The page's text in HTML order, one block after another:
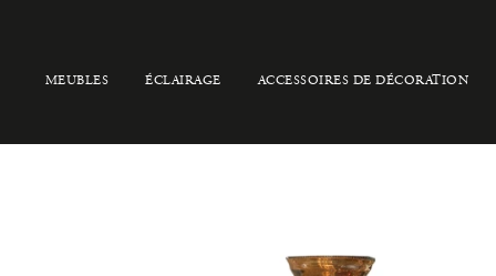
MEUBLES ÉCLAIRAGE ACCESSOIRES DE DÉCORATION